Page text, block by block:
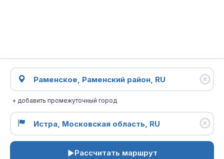
+ добавить промежуточный город
Рассчитать маршрут